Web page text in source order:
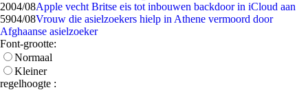
2004/08Apple vecht Britse eis tot inbouwen backdoor in iCloud aan
5904/08Vrouw die asielzoekers hielp in Athene vermoord door
Afghaanse asielzoeker
Font-grootte:
Normaal
Kleiner
regelhoogte :